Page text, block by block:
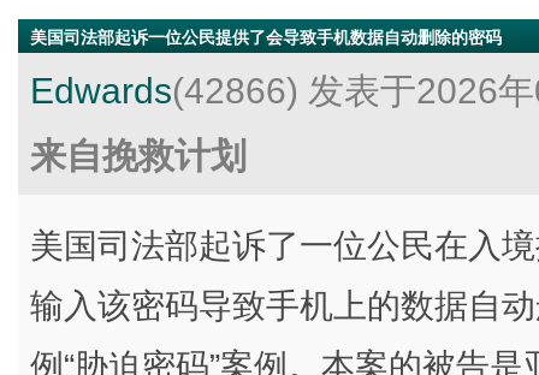
美国司法部起诉一位公民提供了会导致手机数据自动删除的密码
Edwards(42866) 发表于2026
来自挽救计划
美国司法部起诉了一位公民在入
输入该密码导致手机上的数据自
例“胁迫密码”案例。本案的被告